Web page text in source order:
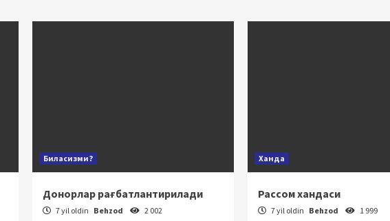
Биласизми?
Донорлар рағбатлантирилади
7 yil oldin Behzod 2 002
Ханда
Рассом хандаси
7 yil oldin Behzod 1 999